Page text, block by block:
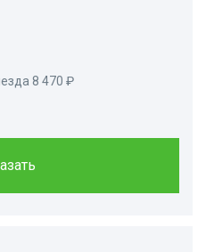
8 470 ₽